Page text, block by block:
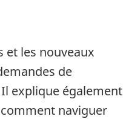
et les nouveaux
de
explique également
naviguer